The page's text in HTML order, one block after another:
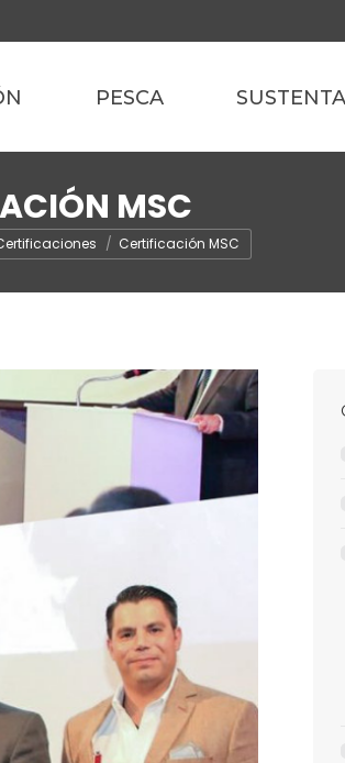
PESCA
MSC
Certificación MSC